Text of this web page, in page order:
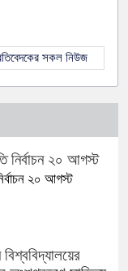
সকল নিউজ
২০ আগস্ট